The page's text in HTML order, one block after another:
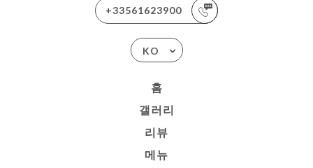
+33561623900
KO
홈
갤러리
리뷰
메뉴